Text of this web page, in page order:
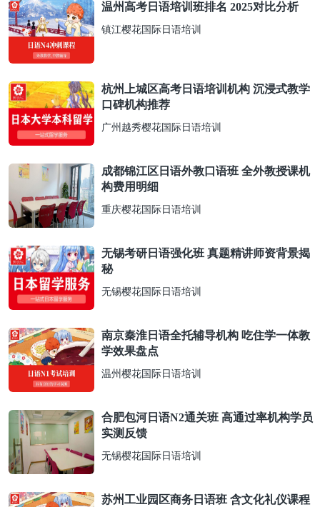
温州高考日语培训班排名 2025对比分析​
镇江樱花国际日语培训
杭州上城区高考日语培训机构 沉浸式教学
口碑机构推荐
广州越秀樱花国际日语培训
成都锦江区日语外教口语班 全外教授课机
构费用明细
重庆樱花国际日语培训
无锡考研日语强化班 真题精讲师资背景揭
秘
无锡樱花国际日语培训
南京秦淮日语全托辅导机构 吃住学一体教
学效果盘点
温州樱花国际日语培训
合肥包河日语N2通关班 高通过率机构学员
实测反馈
无锡樱花国际日语培训
苏州工业园区商务日语班 含文化礼仪课程